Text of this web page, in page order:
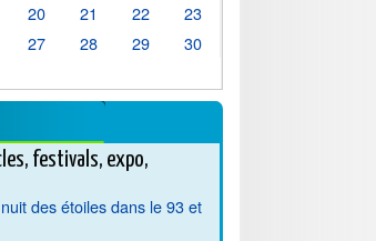
20 21 22
23
27 28 29
30
festivals, expo,
des étoiles dans le 93 et